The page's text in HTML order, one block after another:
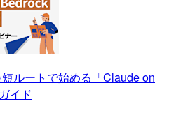
短ルートで始める「Claude on
イド